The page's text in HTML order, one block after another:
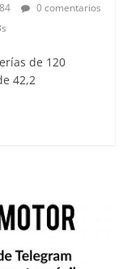
0 comentarios
de 120
42,2